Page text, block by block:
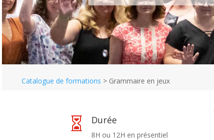
Catalogue de formations > Grammaire en jeux
 Durée
8H ou 12H en présentiel